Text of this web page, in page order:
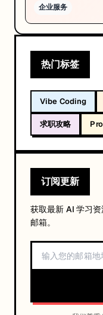
企业服务
热门标签
Vibe Coding
求职攻略
订阅更新
获取最新 AI 学习
邮箱。